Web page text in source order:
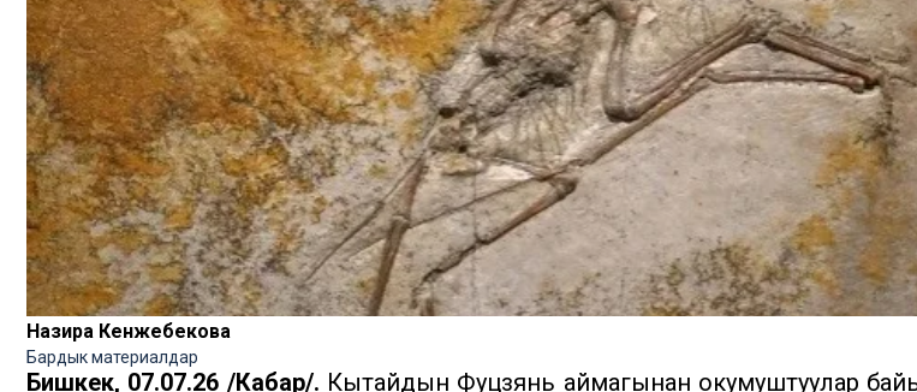
Назира Кенжебекова
Бардык материалдар
Бишкек, 07.07.26 /Кабар/. Кытайдын Фуцзянь аймагынан окумуштуулар